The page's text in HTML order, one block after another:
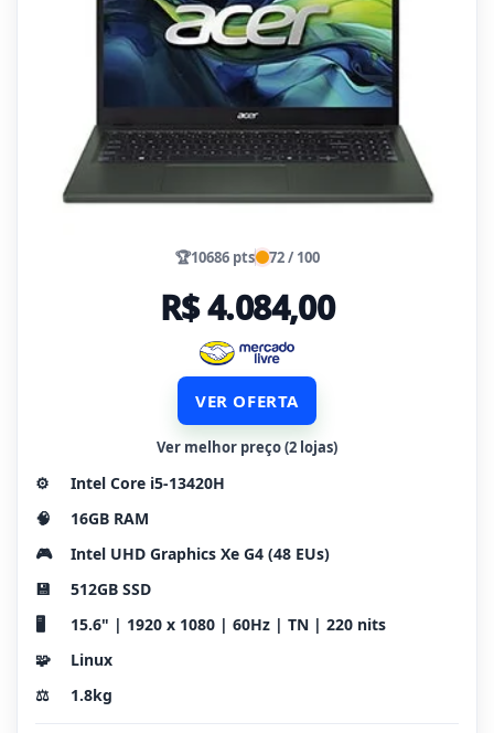
🏆10686 pts 72 / 100
R$ 4.084,00
VER OFERTA
Ver melhor preço (2 lojas)
⚙️
Intel Core i5-13420H
🧠
16GB RAM
🎮
Intel UHD Graphics Xe G4 (48 EUs)
💾
512GB SSD
🖥️
15.6" | 1920 x 1080 | 60Hz | TN | 220 nits
🧩
Linux
⚖️
1.8kg